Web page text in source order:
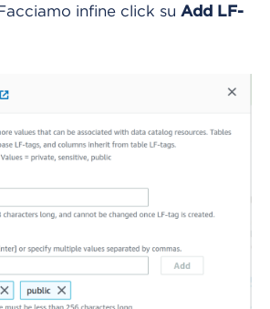
infine click su Add LF-